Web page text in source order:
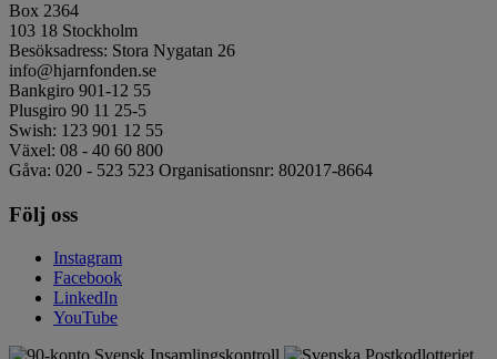
Box 2364
103 18 Stockholm
Besöksadress: Stora Nygatan 26
info@hjarnfonden.se
Bankgiro 901-12 55
Plusgiro 90 11 25-5
Swish: 123 901 12 55
Växel: 08 - 40 60 800
Gåva: 020 - 523 523 Organisationsnr: 802017-8664
Följ oss
Instagram
Facebook
LinkedIn
YouTube